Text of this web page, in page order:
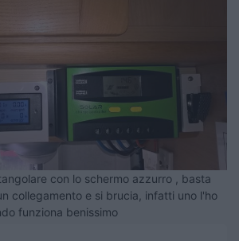
con lo schermo azzurro , basta
collegamento e si brucia, infatti uno l'ho
funziona benissimo